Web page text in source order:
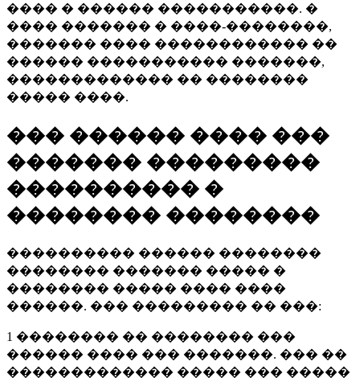
���� � ������ �����������. �
���� ������� � ����-��������,
������� ���� ������������ ��
������ ����������� �������,
������������� �� ��������
����� ����.
��� ������ ���� ���
������� ���������
���������� �
�������� ��������
���������� ������ ��������
�������� ������� ����� �
�������� ����� ���� ����
������. ��� ��������� �� ���:
1 �������� �� �������� ���
������ ���� ��� �������. ��� ��
������������� ����� ��� �����